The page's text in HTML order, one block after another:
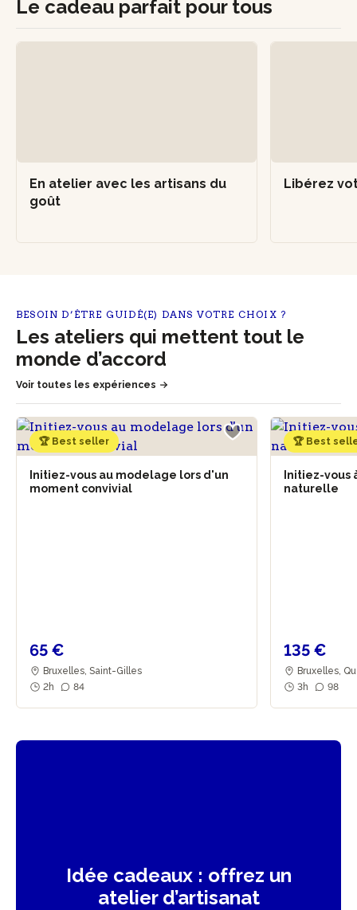
Le cadeau parfait pour tous
En atelier avec les artisans du
goût
Libérez
BESOIN D’ÊTRE GUIDÉ(E) DANS VOTRE CHOIX ?
Les ateliers qui mettent tout le
monde d’accord
Voir toutes les expériences
🏆 Best seller
Initiez-vous au modelage lors d'un
moment convivial
65 €
Bruxelles, Saint-Gilles
2h
84
🏆 Best
Initiez-vous
naturelle
135 €
Bruxelles,
3h
98
Idée cadeaux : offrez un
atelier d’artisanat